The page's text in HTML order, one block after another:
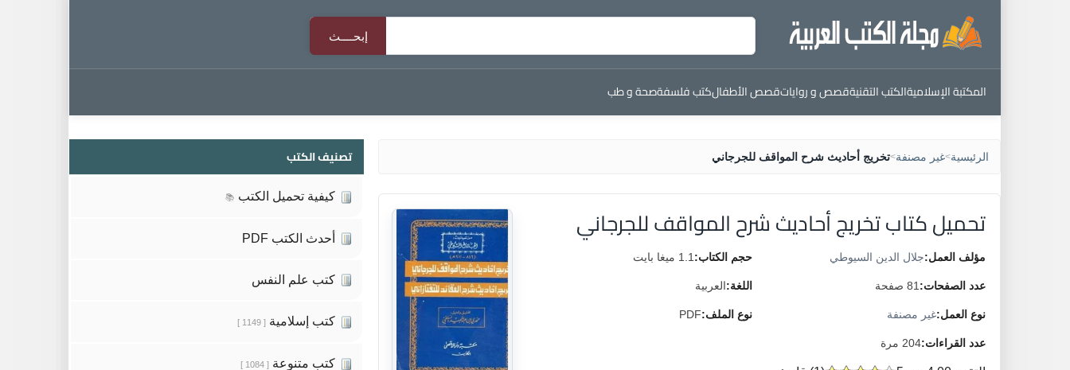
المكتبة الإسلاميةالكتب التقنيةقصص و رواياتقصص الأطفالكتب فلسفةصحة و طب
الرئيسية>غير مصنفة>تخريج أحاديث شرح المواقف للجرجاني
تحميل كتاب تخريج أحاديث شرح المواقف للجرجاني
مؤلف العمل:جلال الدين السيوطي حجم الكتاب: 1.1 ميغا بايت
عدد الصفحات: 81 صفحة اللغة:العربية
نوع العمل:غير مصنفة نوع الملف:PDF
عدد القراءات:204 مرة
تصنيف الكتب
كيفية تحميل الكتب 📚
أحدث الكتب PDF
كتب علم النفس
كتب إسلامية [ 1149 ]
كتب متنوعة [ 1084 ]